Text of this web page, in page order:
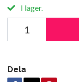
I lager.
Dela